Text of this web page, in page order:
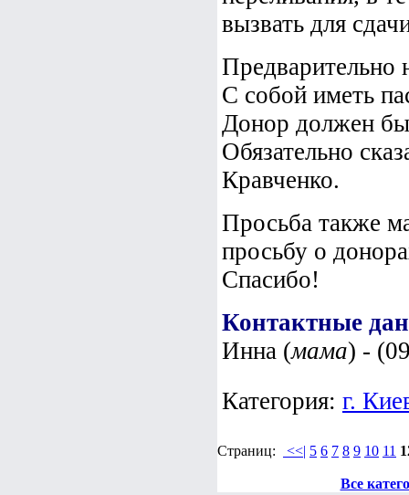
вызвать для
Предварительно
С собой иметь
Донор должен
Обязательно
Кравченко.
Просьба также
просьбу о
Спасибо!
Контактные
Инна (мама) -
Категория: г.
Страниц: <<| 5 6 7 8 9 10 11
Все